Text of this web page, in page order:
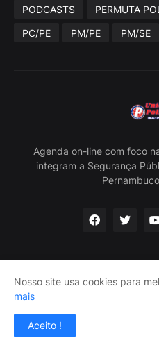
PODCASTS
PERMUTA
PC/PE
PM/PE PM/SE
Agenda on-line com foco
integram a Segurança
Home Sobre Nós
Nosso site usa cookies para
mais
Aceito !